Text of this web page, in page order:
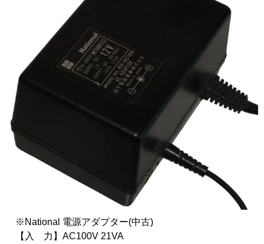
※National 電源アダプター(中古)
【入 力】AC100V 21VA